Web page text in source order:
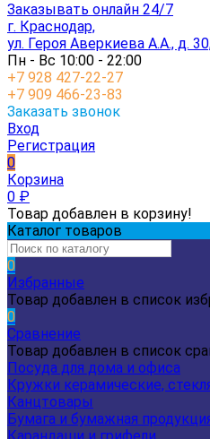
Заказывать онлайн 24/7
г. Краснодар,
ул. Героя Аверкиева А.А., д.
Пн - Вс 10:00 - 22:00
+7 928 427-22-27
+7 909 466-23-83
Заказать звонок
Вход
Регистрация
0
Корзина
0 ₽
Товар добавлен в корзину!
Каталог товаров
0
Избранные
Товар добавлен в список
0
Сравнение
Товар добавлен в список
Посуда для дома и офиса
Кружки керамические,
Канцтовары
Бумага и бумажная